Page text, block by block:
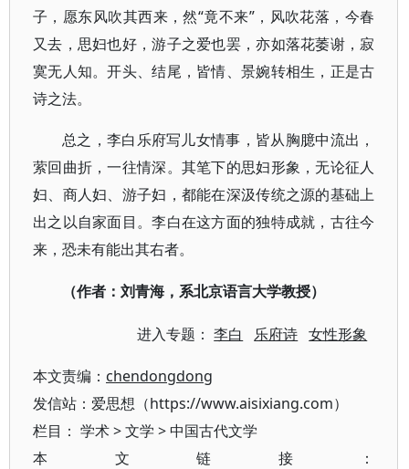
子，愿东风吹其西来，然“竟不来”，风吹花落，今春
又去，思妇也好，游子之爱也罢，亦如落花萎谢，寂
寞无人知。开头、结尾，皆情、景婉转相生，正是古
诗之法。
总之，李白乐府写儿女情事，皆从胸臆中流出，
萦回曲折，一往情深。其笔下的思妇形象，无论征人
妇、商人妇、游子妇，都能在深汲传统之源的基础上
出之以自家面目。李白在这方面的独特成就，古往今
来，恐未有能出其右者。
（作者：刘青海，系北京语言大学教授）
进入专题：李白 乐府诗 女性形象
本文责编： chendongdong
发信站：爱思想（https://www.aisixiang.com）
栏目： 学术>文学 >中国古代文学
本文链接：